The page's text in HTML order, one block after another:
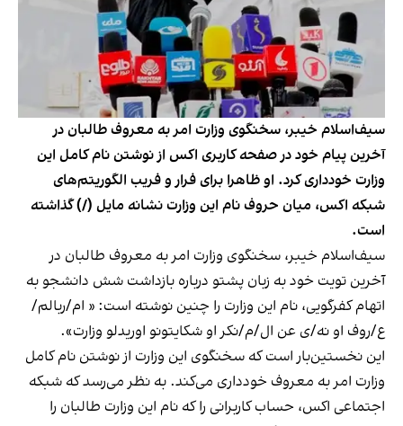
سیف‌اسلام خیبر، سخنگوی وزارت امر به معروف طالبان در
آخرین پیام خود در صفحه کاربری اکس از نوشتن نام کامل این
وزارت خودداری کرد. او ظاهرا برای فرار و فریب الگوریتم‌های
شبکه اکس، میان حروف نام این وزارت نشانه مایل (/) گذاشته
است.
سیف‌اسلام خیبر، سخنگوی وزارت امر به معروف طالبان در
آخرین تویت خود به زبان پشتو درباره بازداشت شش دانشجو به
اتهام کفرگویی، نام این وزارت را چنین نوشته است: « ام/ربالم/
ع/روف او نه/ی عن ال/م/نکر او شکایتونو اوریدلو وزارت».
این نخستین‌بار است که سخنگوی این وزارت از نوشتن نام کامل
وزارت امر به معروف خودداری می‌کند. به نظر می‌رسد که شبکه
اجتماعی اکس، حساب کاربرانی را که نام این وزارت طالبان را